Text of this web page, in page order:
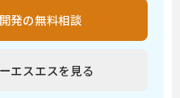
発の無料相談
エスエスを見る